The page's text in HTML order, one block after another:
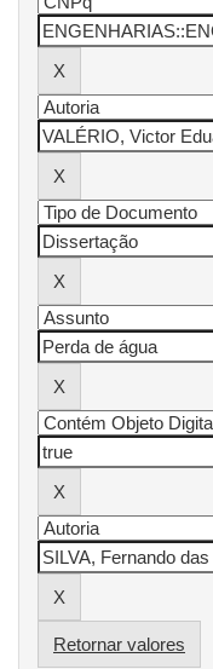
Retornar valores